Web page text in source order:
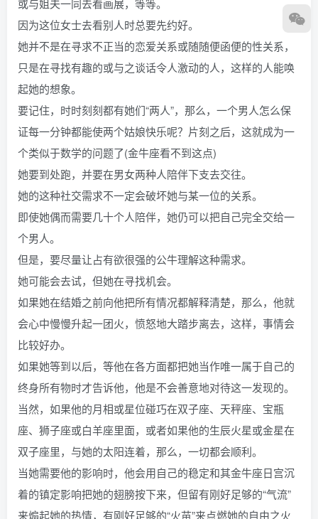
或与姐夫一同去看画展，等等。
因为这位女士去看别人时总要先约好。
她并不是在寻求不正当的恋爱关系或随随便函便的性关系，
只是在寻找有趣的或与之谈话令人激动的人，这样的人能唤
起她的想象。
要记住，时时刻刻都有她们“两人”，那么，一个男人怎么保
证每一分钟都能使两个姑娘快乐呢？片刻之后，这就成为一
个类似于数学的问题了(金牛座看不到这点)
她要到处跑，并要在男女两种人陪伴下支去交往。
她的这种社交需求不一定会破坏她与某一位的关系。
即使她偶而需要几十个人陪伴，她仍可以把自己完全交给一
个男人。
但是，要尽量让占有欲很强的公牛理解这种需求。
她可能会去试，但她在寻找机会。
如果她在结婚之前向他把所有情况都解释清楚，那么，他就
会心中慢慢升起一团火，愤怒地大踏步离去，这样，事情会
比较好办。
如果她等到以后，等他在各方面都把她当作唯一属于自己的
终身所有物时才告诉他，他是不会善意地对待这一发现的。
当然，如果他的月相或星位碰巧在双子座、天秤座、宝瓶
座、狮子座或白羊座里面，或者如果他的生辰火星或金星在
双子座里，与她的太阳连着，那么，一切都会顺利。
当她需要他的影响时，他会用自己的稳定和其金牛座日宫沉
着的镇定影响把她的翅膀按下来，但留有刚好足够的“气流”
来煽起她的热情，有刚好足够的“火苗”来点燃她的自由之火